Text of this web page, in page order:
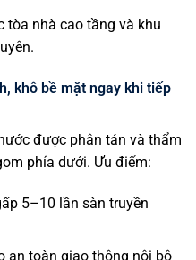
tòa nhà cao tầng và khu
khô bề mặt ngay khi tiếp
được phân tán và thẩm
phía dưới. Ưu điểm:
5–10 lần sàn truyền
an toàn giao thông nội bộ